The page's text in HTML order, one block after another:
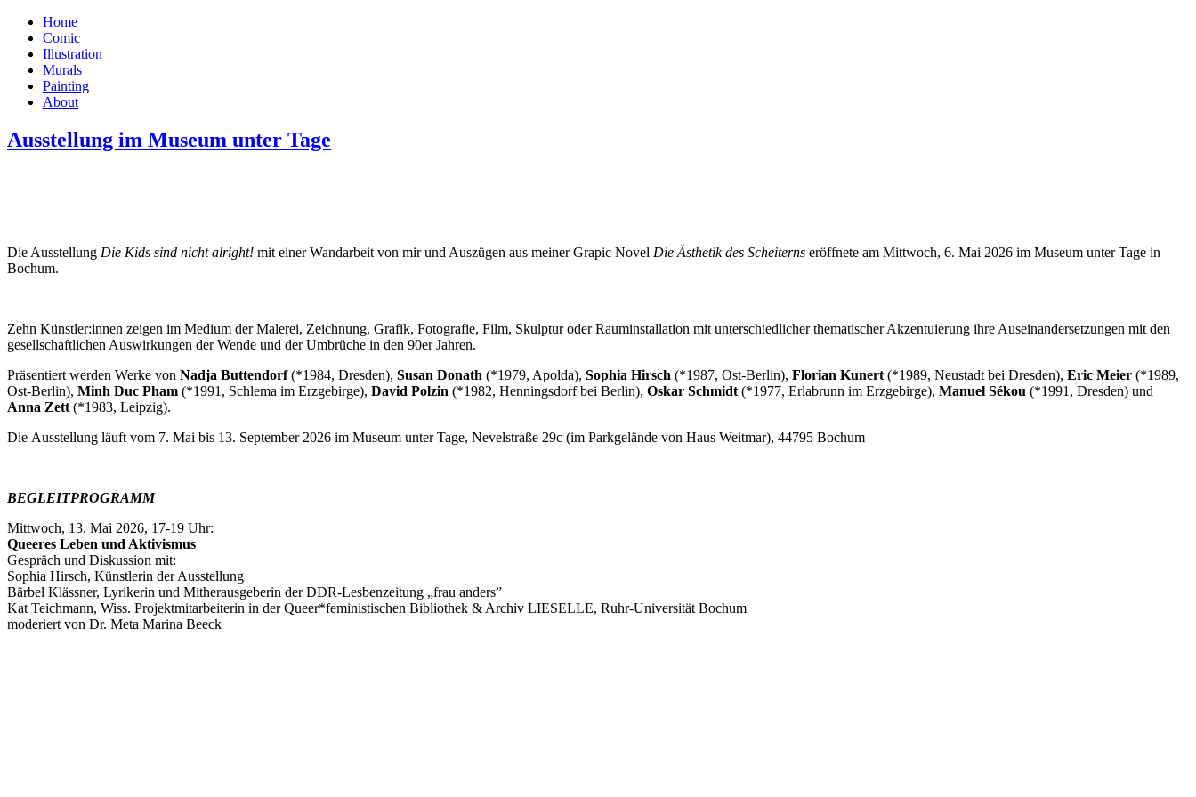
Home
Comic
Illustration
Murals
Painting
About
Ausstellung im Museum unter Tage
Die Ausstellung Die Kids sind nicht alright! mit einer Wandarbeit von mir und Auszügen aus meiner Grapic Novel Die Ästhetik des Scheiterns eröffnete am Mittwoch, 6. Mai 2026 im Museum unter Tage in
Bochum.
Zehn Künstler:innen zeigen im Medium der Malerei, Zeichnung, Grafik, Fotografie, Film, Skulptur oder Rauminstallation mit unterschiedlicher thematischer Akzentuierung ihre Auseinandersetzungen mit den
gesellschaftlichen Auswirkungen der Wende und der Umbrüche in den 90er Jahren.
Präsentiert werden Werke von Nadja Buttendorf(*1984, Dresden), Susan Donath (*1979, Apolda), Sophia Hirsch (*1987, Ost-Berlin), Florian Kunert (*1989, Neustadt bei Dresden), Eric Meier (*1989,
Ost-Berlin), Minh Duc Pham (*1991, Schlema im Erzgebirge), David Polzin (*1982, Henningsdorf bei Berlin), Oskar Schmidt (*1977, Erlabrunn im Erzgebirge), Manuel Sékou (*1991, Dresden) und
Anna Zett (*1983, Leipzig).
Die Ausstellung läuft vom 7. Mai bis 13. September 2026 im Museum unter Tage, Nevelstraße 29c (im Parkgelände von Haus Weitmar), 44795 Bochum
BEGLEITPROGRAMM
Mittwoch, 13. Mai 2026, 17-19 Uhr:
Queeres Leben und Aktivismus
Gespräch und Diskussion mit:
Sophia Hirsch, Künstlerin der Ausstellung
Bärbel Klässner, Lyrikerin und Mitherausgeberin der DDR-Lesbenzeitung „frau anders”
Kat Teichmann, Wiss. Projektmitarbeiterin in der Queer*feministischen Bibliothek & Archiv LIESELLE, Ruhr-Universität Bochum
moderiert von Dr. Meta Marina Beeck